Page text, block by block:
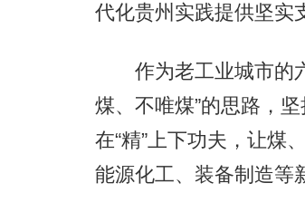
代化贵州实践提供坚实
作为老工业城市的六
煤、不唯煤”的思路，
在“精”上下功夫，让煤
能源化工、装备制造等